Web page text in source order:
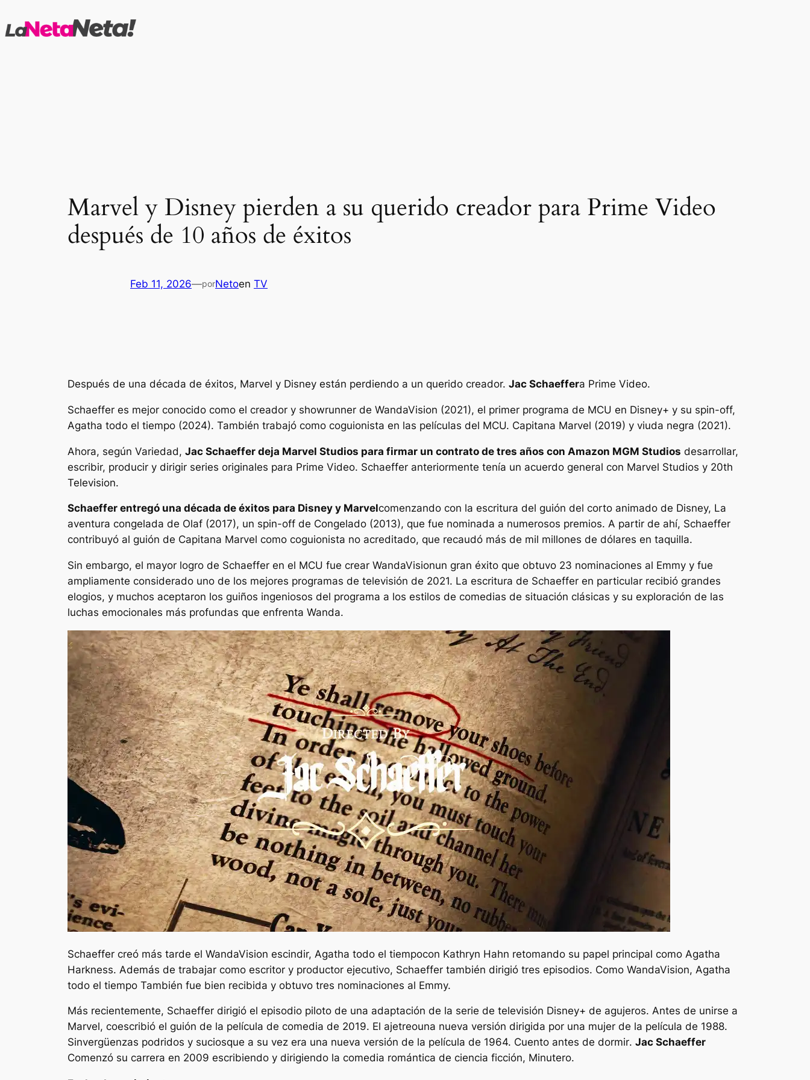
al
Marvel y Disney pierden a su querido creador para Prime Video
después de 10 años de éxitos
Feb 11, 2026—porNetoen TV
Después de una década de éxitos, Marvel y Disney están perdiendo a un querido creador. Jac Schaeffera Prime Video.
Schaeffer es mejor conocido como el creador y showrunner de WandaVision (2021), el primer programa de MCU en Disney+ y su spin-off,
Agatha todo el tiempo (2024). También trabajó como coguionista en las películas del MCU. Capitana Marvel (2019) y viuda negra (2021).
Ahora, según Variedad, Jac Schaeffer deja Marvel Studios para firmar un contrato de tres años con Amazon MGM Studios desarrollar,
escribir, producir y dirigir series originales para Prime Video. Schaeffer anteriormente tenía un acuerdo general con Marvel Studios y 20th
Television.
Schaeffer entregó una década de éxitos para Disney y Marvelcomenzando con la escritura del guión del corto animado de Disney, La
aventura congelada de Olaf (2017), un spin-off de Congelado (2013), que fue nominada a numerosos premios. A partir de ahí, Schaeffer
contribuyó al guión de Capitana Marvel como coguionista no acreditado, que recaudó más de mil millones de dólares en taquilla.
Sin embargo, el mayor logro de Schaeffer en el MCU fue crear WandaVisionun gran éxito que obtuvo 23 nominaciones al Emmy y fue
ampliamente considerado uno de los mejores programas de televisión de 2021. La escritura de Schaeffer en particular recibió grandes
elogios, y muchos aceptaron los guiños ingeniosos del programa a los estilos de comedias de situación clásicas y su exploración de las
luchas emocionales más profundas que enfrenta Wanda.
Schaeffer creó más tarde el WandaVision escindir, Agatha todo el tiempocon Kathryn Hahn retomando su papel principal como Agatha
Harkness. Además de trabajar como escritor y productor ejecutivo, Schaeffer también dirigió tres episodios. Como WandaVision, Agatha
todo el tiempo También fue bien recibida y obtuvo tres nominaciones al Emmy.
Más recientemente, Schaeffer dirigió el episodio piloto de una adaptación de la serie de televisión Disney+ de agujeros. Antes de unirse a
Marvel, coescribió el guión de la película de comedia de 2019. El ajetreouna nueva versión dirigida por una mujer de la película de 1988.
Sinvergüenzas podridos y suciosque a su vez era una nueva versión de la película de 1964. Cuento antes de dormir. Jac Schaeffer
Comenzó su carrera en 2009 escribiendo y dirigiendo la comedia romántica de ciencia ficción, Minutero.